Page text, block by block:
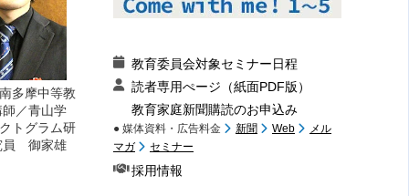
多摩中等教
／青山学
トグラム研
員 御家雄
教育委員会対象セミナー日程
読者専用ぺージ（紙面PDF版）
教育家庭新聞購読のお申込み
● 媒体資料・広告料金 新聞 Web
メル
マガ
セミナー
採用情報